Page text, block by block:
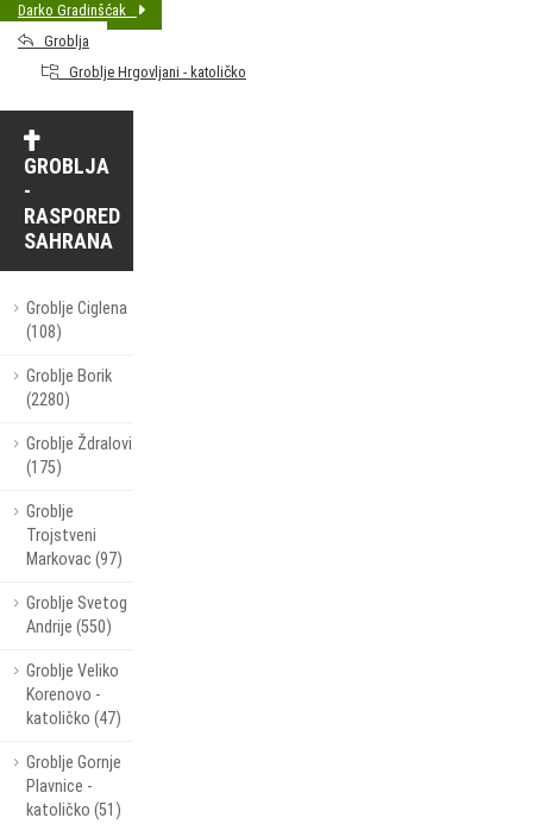
Darko Gradinšćak
Groblja
Groblje Hrgovljani - katoličko
GROBLJA
-
RASPORED
SAHRANA
Groblje Ciglena
(108)
Groblje Borik
(2280)
Groblje Ždralovi
(175)
Groblje
Trojstveni
Markovac (97)
Groblje Svetog
Andrije (550)
Groblje Veliko
Korenovo -
katoličko (47)
Groblje Gornje
Plavnice -
katoličko (51)